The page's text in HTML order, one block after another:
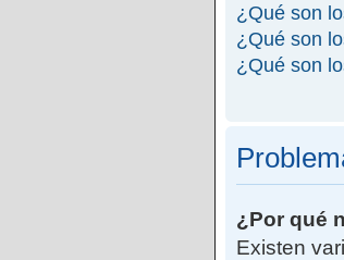
¿Qué son
¿Qué son
¿Qué son
¿Por qué
Existen